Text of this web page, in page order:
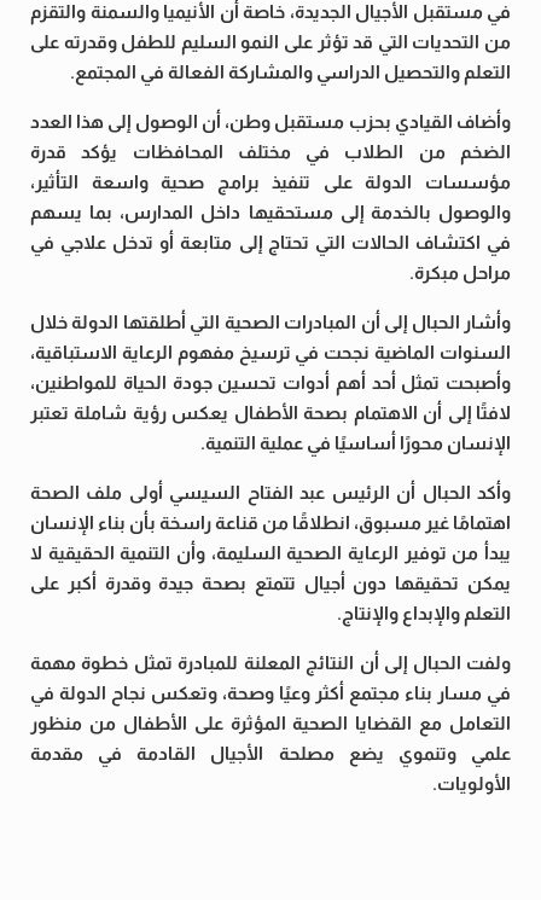
في مستقبل الأجيال الجديدة، خاصة أن الأنيميا والسمنة والتقزم
من التحديات التي قد تؤثر على النمو السليم للطفل وقدرته على
التعلم والتحصيل الدراسي والمشاركة الفعالة في المجتمع.
وأضاف القيادي بحزب مستقبل وطن، أن الوصول إلى هذا العدد
الضخم من الطلاب في مختلف المحافظات يؤكد قدرة
مؤسسات الدولة على تنفيذ برامج صحية واسعة التأثير،
والوصول بالخدمة إلى مستحقيها داخل المدارس، بما يسهم
في اكتشاف الحالات التي تحتاج إلى متابعة أو تدخل علاجي في
مراحل مبكرة.
وأشار الحبال إلى أن المبادرات الصحية التي أطلقتها الدولة خلال
السنوات الماضية نجحت في ترسيخ مفهوم الرعاية الاستباقية،
وأصبحت تمثل أحد أهم أدوات تحسين جودة الحياة للمواطنين،
لافتًا إلى أن الاهتمام بصحة الأطفال يعكس رؤية شاملة تعتبر
الإنسان محورًا أساسيًا في عملية التنمية.
وأكد الحبال أن الرئيس عبد الفتاح السيسي أولى ملف الصحة
اهتمامًا غير مسبوق، انطلاقًا من قناعة راسخة بأن بناء الإنسان
يبدأ من توفير الرعاية الصحية السليمة، وأن التنمية الحقيقية لا
يمكن تحقيقها دون أجيال تتمتع بصحة جيدة وقدرة أكبر على
التعلم والإبداع والإنتاج.
ولفت الحبال إلى أن النتائج المعلنة للمبادرة تمثل خطوة مهمة
في مسار بناء مجتمع أكثر وعيًا وصحة، وتعكس نجاح الدولة في
التعامل مع القضايا الصحية المؤثرة على الأطفال من منظور
علمي وتنموي يضع مصلحة الأجيال القادمة في مقدمة
الأولويات.